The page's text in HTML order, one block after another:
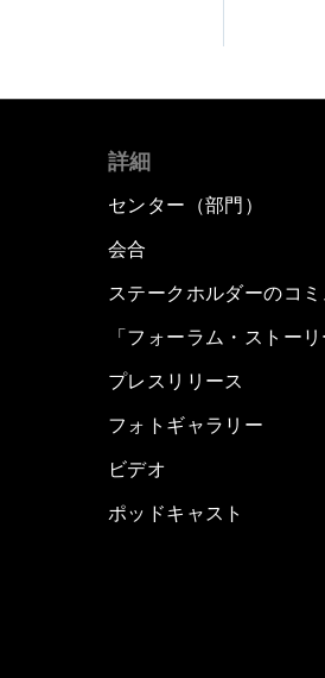
詳細
センター（部門）
会合
ステークホルダーのコミ
「フォーラム・ストーリ
プレスリリース
フォトギャラリー
ビデオ
ポッドキャスト